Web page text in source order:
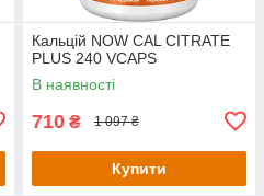
Кальцій NOW CAL CITRATE
PLUS 240 VCAPS
В наявності
710 ₴ 1 097 ₴
Купити